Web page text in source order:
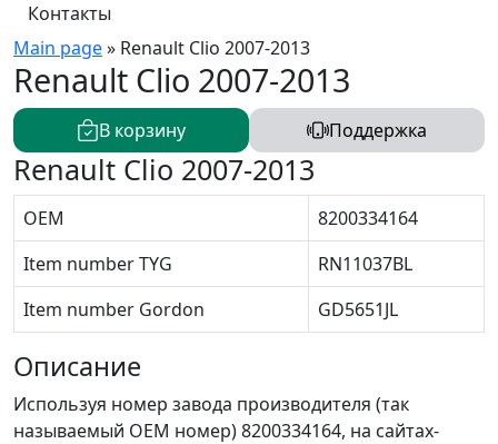
Контакты
Main page» Renault Clio 2007-2013
Renault Clio 2007-2013
В корзину Поддержка
Renault Clio 2007-2013
OEM
8200334164
Item number TYG
RN11037BL
Item number Gordon
GD5651JL
Описание
Используя номер завода производителя (так
называемый ОЕМ номер) 8200334164, на сайтах-